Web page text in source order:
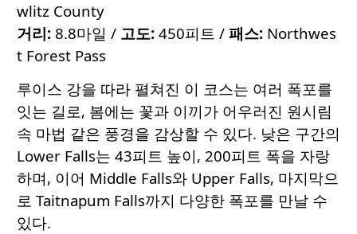
wlitz County
거리: 8.8마일 / 고도: 450피트 / 패스: Northwes
t Forest Pass
루이스 강을 따라 펼쳐진 이 코스는 여러 폭포를
잇는 길로, 봄에는 꽃과 이끼가 어우러진 원시림
속 마법 같은 풍경을 감상할 수 있다. 낮은 구간의
Lower Falls는 43피트 높이, 200피트 폭을 자랑
하며, 이어 Middle Falls와 Upper Falls, 마지막으
로 Taitnapum Falls까지 다양한 폭포를 만날 수
있다.